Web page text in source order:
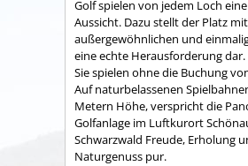
Golf spielen von jedem Loch
Aussicht. Dazu stellt der Platz
außergewöhnlichen und
eine echte Herausforderung dar.
Sie spielen ohne die Buchung
Auf naturbelassenen
Metern Höhe, verspricht die
Golfanlage im Luftkurort
Schwarzwald Freude, Erholung
Naturgenuss pur.